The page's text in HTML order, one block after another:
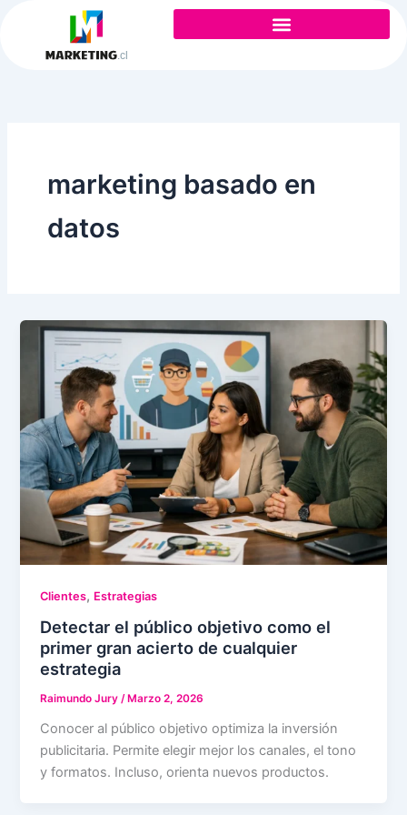
contenido
marketing basado en
datos
Clientes, Estrategias
Detectar el público objetivo como el
primer gran acierto de cualquier
estrategia
Raimundo Jury/ Marzo 2, 2026
Conocer al público objetivo optimiza la inversión
publicitaria. Permite elegir mejor los canales, el tono
y formatos. Incluso, orienta nuevos productos.